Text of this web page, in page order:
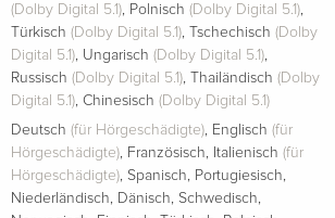
(Dolby Digital 5.1), Polnisch (Dolby Digital 5.1),
Türkisch (Dolby Digital 5.1), Tschechisch (Dolby
Digital 5.1), Ungarisch (Dolby Digital 5.1),
Russisch (Dolby Digital 5.1), Thailändisch (Dolby
Digital 5.1), Chinesisch (Dolby Digital 5.1)
Deutsch (für Hörgeschädigte), Englisch (für
Hörgeschädigte), Französisch, Italienisch (für
Hörgeschädigte), Spanisch, Portugiesisch,
Niederländisch, Dänisch, Schwedisch,